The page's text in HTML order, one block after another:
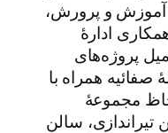
آموزش و پرورش،
ادارۀ
پروژه‌های
همراه با
مجموعۀ
تیراندازی، سالن